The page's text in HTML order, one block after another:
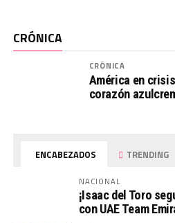
CRÓNICA
CRÓNICA
América en
corazón
ENCABEZADOS TRENDING
NACIONAL
¡Isaac del Toro
con UAE Team